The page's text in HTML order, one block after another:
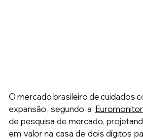
O mercado brasileiro de cuidados
expansão, segundo a Euromonitor
de pesquisa de mercado,
em valor na casa de dois dígitos